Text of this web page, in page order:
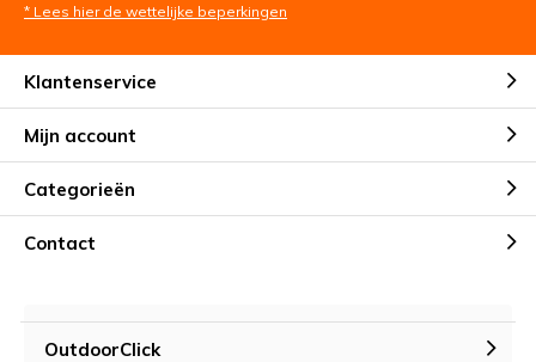
* Lees hier de wettelijke beperkingen
Klantenservice
Mijn account
Categorieën
Contact
OutdoorClick